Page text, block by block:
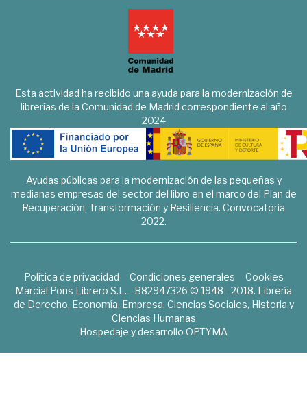
Esta actividad ha recibido una ayuda para la modernización de
librerías de la Comunidad de Madrid correspondiente al año
2024
Ayudas públicas para la modernización de las pequeñas y
medianas empresas del sector del libro en el marco del Plan de
Recuperación, Transformación y Resiliencia. Convocatoria
2022.
Política de privacidad Condiciones generales
Cookies
Marcial Pons Librero S.L. - B82947326 © 1948 - 2018. Librería
de Derecho, Economía, Empresa, Ciencias Sociales, Historia y
Ciencias Humanas
Hospedaje y desarrollo OPTYMA